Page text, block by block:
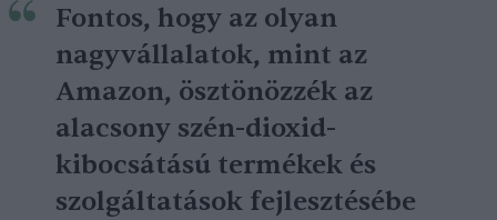
Fontos, hogy az olyan
nagyvállalatok, mint az
Amazon, ösztönözzék az
alacsony szén-dioxid-
kibocsátású termékek és
szolgáltatások fejlesztésébe